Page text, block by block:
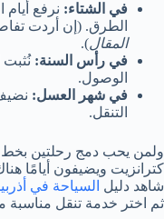
في الشتاء: نرفع أيام
الطرق. (إن أردت
المقال).
في رأس السنة: نُثبت
الوصول.
في شهر العسل:
التنقل.
ولمن يحب دمج رحلتين بخط
كترانزيت ويضيفون أيامًا
شاهد دليل السياحة في
ثم اختر خدمة تنقل مناسبة